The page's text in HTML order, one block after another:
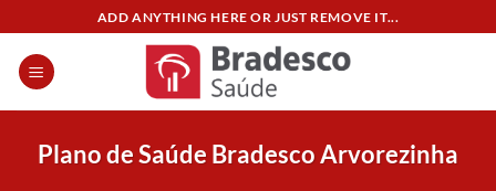
content
ADD ANYTHING HERE OR JUST REMOVE IT...
Plano de Saúde Bradesco Arvorezinha